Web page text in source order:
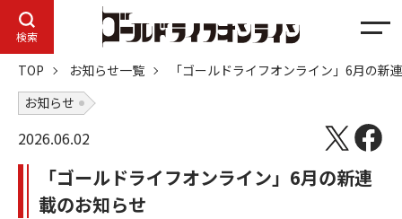
検索
メ
ュ
TOP お知らせ一覧
「ゴールドライフオンライン」6月の新
お知らせ
2026.06.02
「ゴールドライフオンライン」6月の新連
載のお知らせ